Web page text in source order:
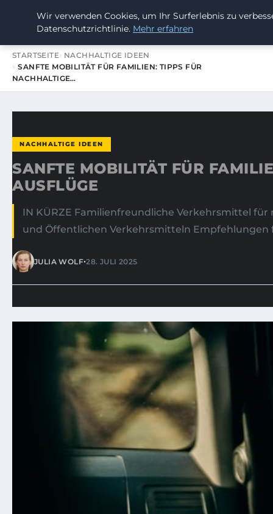
SUMMERBLAST FESTIVAL
STARTSEITE NACHHALTIGE IDEEN
SANFTE MOBILITÄT FÜR FAMILIEN: TIPPS FÜR
NACHHALTIGE…
NACHHALTIGE IDEEN
SANFTE MOBILITÄT FÜR
AUSFLÜGE
IN KÜRZE Familienfreundliche Verkehrsmittel
und Öffentlichen Verkehrsmitteln
JULIA WOLF•28. JULI 2025
Wir verwenden Cookies, um Ihr Surferlebnis zu
Datenschutzrichtlinie. Mehr erfahren